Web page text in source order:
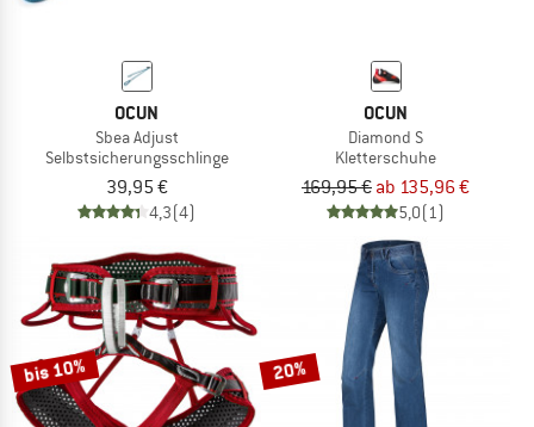
OCUN
Sbea Adjust
Selbstsicherungsschlinge
39,95 €
4,3(4)
OCUN
Diamond S
Kletterschuhe
169,95 € ab 135,96 €
5,0(1)
bis 10% 20%